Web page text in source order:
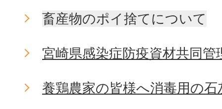
畜産物のポイ捨てについて
宮崎県感染症防疫資材共同管
養鶏農家の皆様へ消毒用の